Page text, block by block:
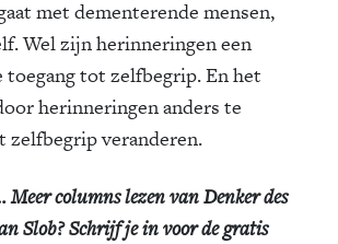
met dementerende mensen,
Wel zijn herinneringen een
tot zelfbegrip. En het
herinneringen anders te
zelfbegrip veranderen.
Meer columns lezen van Denker des
Slob? Schrijf je in voor de gratis